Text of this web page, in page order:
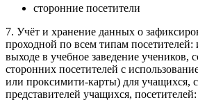
сторонние посетители
7. Учёт и хранение данных о
проходной по всем типам
выходе в учебное заведение учеников,
сторонних посетителей с
или проксимити-карты) для учащихся,
представителей учащихся, посетителей: